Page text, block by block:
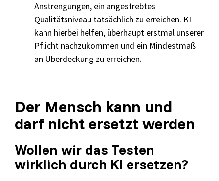
Anstrengungen, ein angestrebtes
Qualitätsniveau tatsächlich zu erreichen. KI
kann hierbei helfen, überhaupt erstmal unserer
Pflicht nachzukommen und ein Mindestmaß
an Überdeckung zu erreichen.
Der Mensch kann und
darf nicht ersetzt werden
Wollen wir das Testen
wirklich durch KI ersetzen?